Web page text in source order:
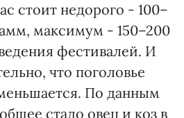
стоит недорого - 100–
максимум - 150–200
фестивалей. И
что поголовье
По данным
стадо овец и коз в